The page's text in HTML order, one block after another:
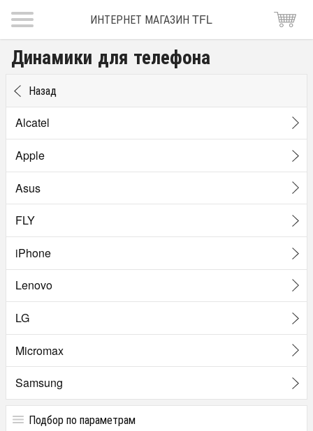
ИНТЕРНЕТ МАГАЗИН TFL
Динамики для телефона
Назад
Alcatel
Apple
Asus
FLY
iPhone
Lenovo
LG
Micromax
Samsung
Подбор по параметрам